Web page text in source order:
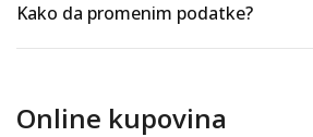
Kako da promenim podatke?
Online kupovina